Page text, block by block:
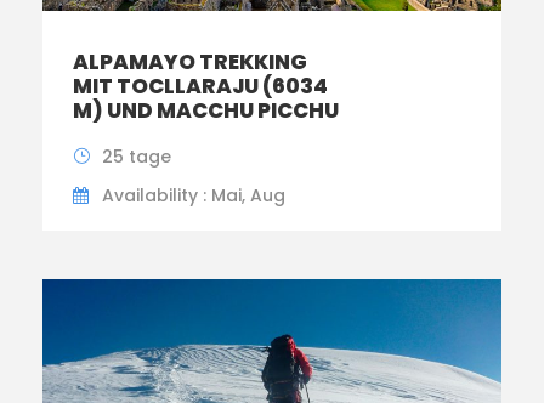
ALPAMAYO TREKKING
MIT TOCLLARAJU (6034
M) UND MACCHU PICCHU
25 tage
Availability : Mai, Aug